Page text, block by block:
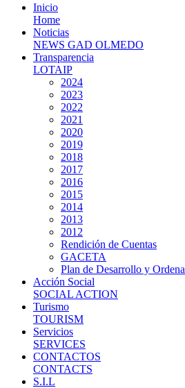
Inicio
Home
Noticias
NEWS GAD OLMEDO
Transparencia
LOTAIP
2024
2023
2022
2021
2020
2019
2018
2017
2016
2015
2014
2013
2012
Rendición de Cuentas
GACETA
Plan de Desarrollo y
Acción Social
SOCIAL ACTION
Turismo
TOURISM
Servicios
SERVICES
CONTACTOS
CONTACTS
S.I.L